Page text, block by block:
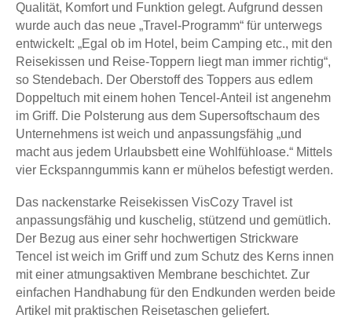
Qualität, Komfort und Funktion gelegt. Aufgrund dessen
wurde auch das neue „Travel-Programm“ für unterwegs
entwickelt: „Egal ob im Hotel, beim Camping etc., mit den
Reisekissen und Reise-Toppern liegt man immer richtig“,
so Stendebach. Der Oberstoff des Toppers aus edlem
Doppeltuch mit einem hohen Tencel-Anteil ist angenehm
im Griff. Die Polsterung aus dem Supersoftschaum des
Unternehmens ist weich und anpassungsfähig „und
macht aus jedem Urlaubsbett eine Wohlfühloase.“ Mittels
vier Eckspanngummis kann er mühelos befestigt werden.
Das nackenstarke Reisekissen VisCozy Travel ist
anpassungsfähig und kuschelig, stützend und gemütlich.
Der Bezug aus einer sehr hochwertigen Strickware
Tencel ist weich im Griff und zum Schutz des Kerns innen
mit einer atmungsaktiven Membrane beschichtet. Zur
einfachen Handhabung für den Endkunden werden beide
Artikel mit praktischen Reisetaschen geliefert.